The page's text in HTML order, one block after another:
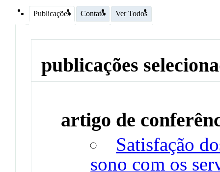
Publicações Contato Ver Todos
publicações
artigo de
Satisfação
sono com os